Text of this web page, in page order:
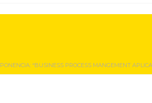
PONENCIA: “BUSINESS PROCESS MANGEMENT